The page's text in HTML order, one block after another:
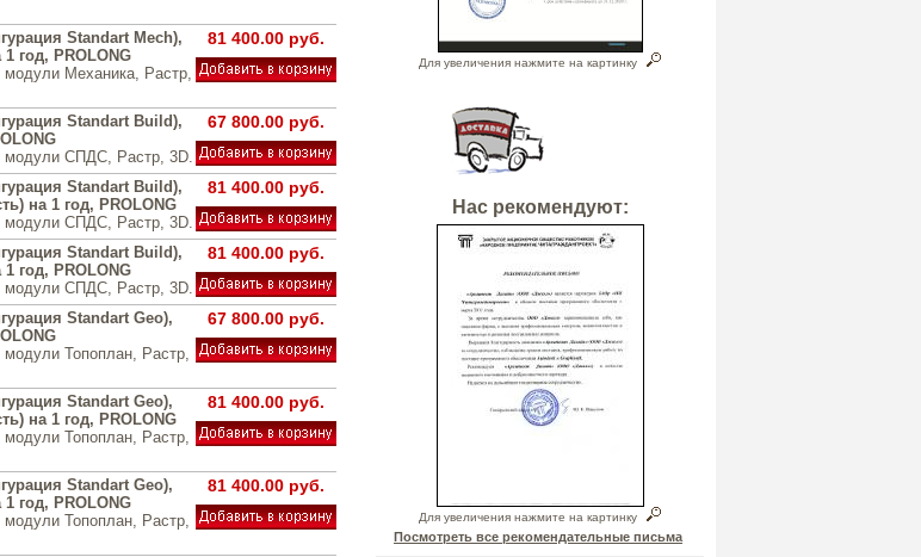
Standart Mech),
год, PROLONG
Механика, Растр,
81 400.00 руб.
Standart Build),
СПДС, Растр, 3D.
67 800.00 руб.
Standart Build),
на 1 год, PROLONG
СПДС, Растр, 3D.
81 400.00 руб.
Standart Build),
год, PROLONG
СПДС, Растр, 3D.
81 400.00 руб.
Standart Geo),
Топоплан, Растр,
67 800.00 руб.
Standart Geo),
на 1 год, PROLONG
Топоплан, Растр,
81 400.00 руб.
Standart Geo),
год, PROLONG
Топоплан, Растр,
81 400.00 руб.
Для увеличения нажмите на картинку
Нас рекомендуют:
Для увеличения нажмите на картинку
Посмотреть все рекомендательные письма